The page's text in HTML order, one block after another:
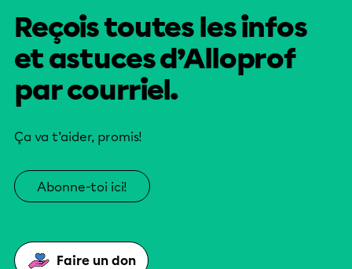
Reçois toutes les infos
et astuces d’Alloprof
par courriel.
Ça va t’aider, promis!
Abonne-toi ici!
Faire un don